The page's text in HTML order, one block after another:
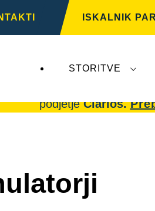
ISKALNIK
STORITVE
podjetjeClarios.